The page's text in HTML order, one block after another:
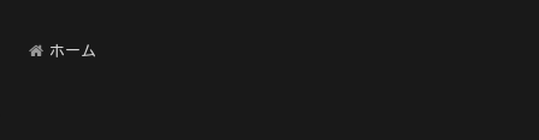
ホーム